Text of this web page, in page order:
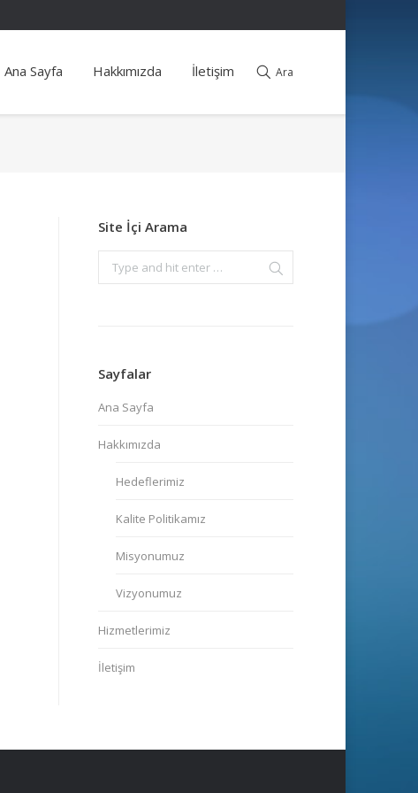
Ana Sayfa Hakkımızda İletişim Ara
Site İçi Arama
Sayfalar
Ana Sayfa
Hakkımızda
Hedeflerimiz
Kalite Politikamız
Misyonumuz
Vizyonumuz
Hizmetlerimiz
İletişim